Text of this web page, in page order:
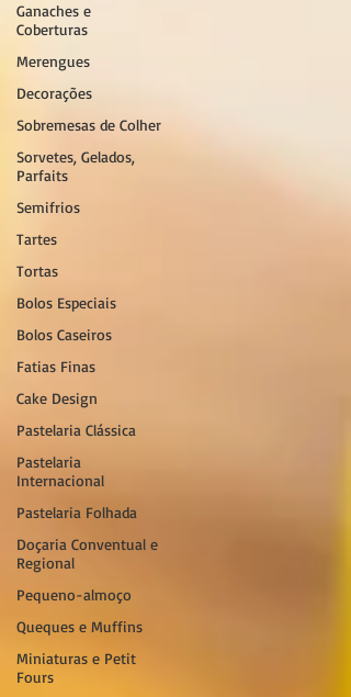
Ganaches e
Coberturas
Merengues
Decorações
Sobremesas de Colher
Sorvetes, Gelados,
Parfaits
Semifrios
Tartes
Tortas
Bolos Especiais
Bolos Caseiros
Fatias Finas
Cake Design
Pastelaria Clássica
Pastelaria
Internacional
Pastelaria Folhada
Doçaria Conventual e
Regional
Pequeno-almoço
Queques e Muffins
Miniaturas e Petit
Fours